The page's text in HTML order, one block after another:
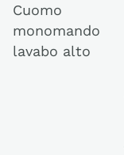
Cuomo
monomando
lavabo alto